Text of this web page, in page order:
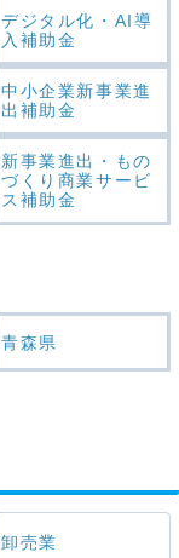
デジタル化・AI導
入補助金
中小企業新事業進
出補助金
新事業進出・もの
づくり商業サービ
ス補助金
青森県
卸売業